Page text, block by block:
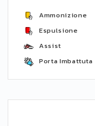
Ammonizione
Espulsione
Assist
Porta Imbattuta